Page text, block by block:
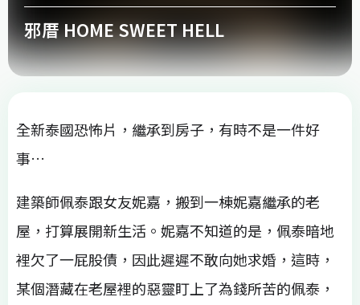
邪厝 HOME SWEET HELL
全新泰國恐怖片，繼承到房子，有時不是一件好
事…
建築師佩泰跟女友妮嘉，搬到一棟妮嘉繼承的老
屋，打算展開新生活。妮嘉不知道的是，佩泰暗地
裡欠了一屁股債，因此遲遲不敢向她求婚，這時，
某個潛藏在老屋裡的惡靈盯上了為錢所苦的佩泰，